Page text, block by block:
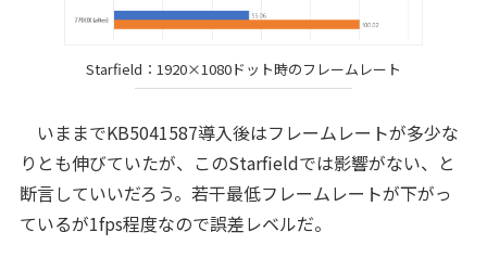
Starfield：1920×1080ドット時のフレームレート
いままでKB5041587導入後はフレームレートが多少な
りとも伸びていたが、このStarfieldでは影響がない、と
断言していいだろう。若干最低フレームレートが下がっ
ているが1fps程度なので誤差レベルだ。